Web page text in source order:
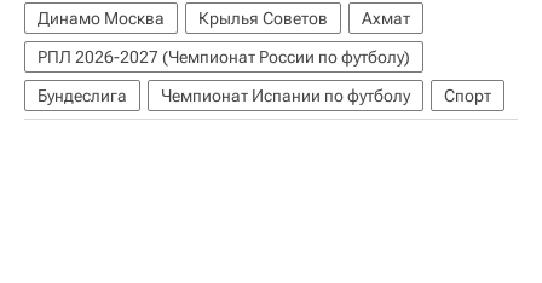
Динамо Москва
Крылья Советов
Ахмат
РПЛ 2026-2027 (Чемпионат России по футболу)
Бундеслига
Чемпионат Испании по футболу Спорт